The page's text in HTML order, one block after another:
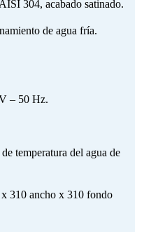
304, acabado satinado.
de agua fría.
– 50 Hz.
temperatura del agua de
310 ancho x 310 fondo